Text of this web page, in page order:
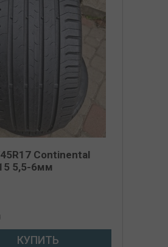
Continental
5,5-6мм
КУПИТЬ